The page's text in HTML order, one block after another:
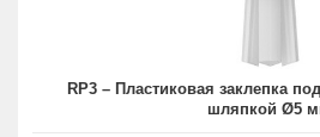
RP3 – Пластиковая заклепка
шляпкой Ø5